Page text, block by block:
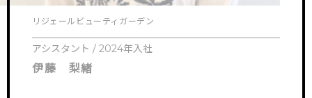
リジェールビューティガーデン
アシスタント / 2024年入社
伊藤 梨緒